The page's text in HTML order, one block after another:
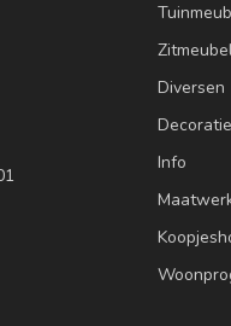
Diversen
Info